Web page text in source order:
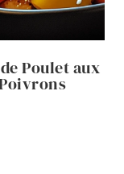
Poulet aux